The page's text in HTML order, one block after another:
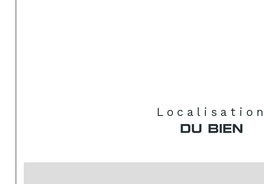
Localisation
DU BIEN